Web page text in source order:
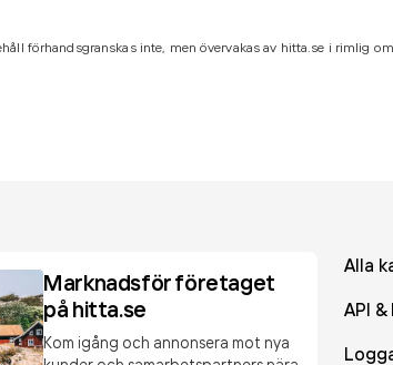
förhandsgranskas inte, men övervakas av hitta.se i rimlig
Marknadsför företaget
på hitta.se
Kom igång och annonsera mot nya
Alla
API